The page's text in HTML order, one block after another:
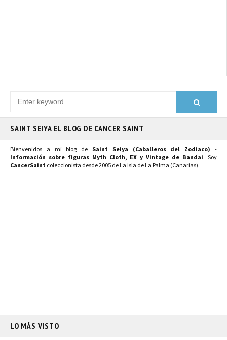
SAINT SEIYA EL BLOG DE CANCER SAINT
Bienvenidos a mi blog de Saint Seiya (Caballeros del Zodiaco) -
Información sobre figuras Myth Cloth, EX y Vintage de Bandai. Soy
CancerSaint coleccionista desde 2005 de La Isla de La Palma (Canarias).
LO MÁS VISTO